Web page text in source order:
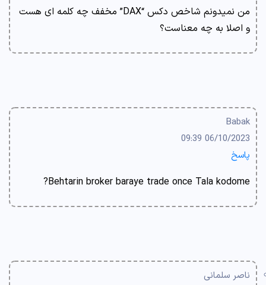
من نمیدونم شاخص دکس “DAX” مخفف چه کلمه ای هست
و اصلا به چه معناست؟
Babak
06/10/2023 09:39
پاسخ
Behtarin broker baraye trade once Tala kodome?
ناصر سلمانی